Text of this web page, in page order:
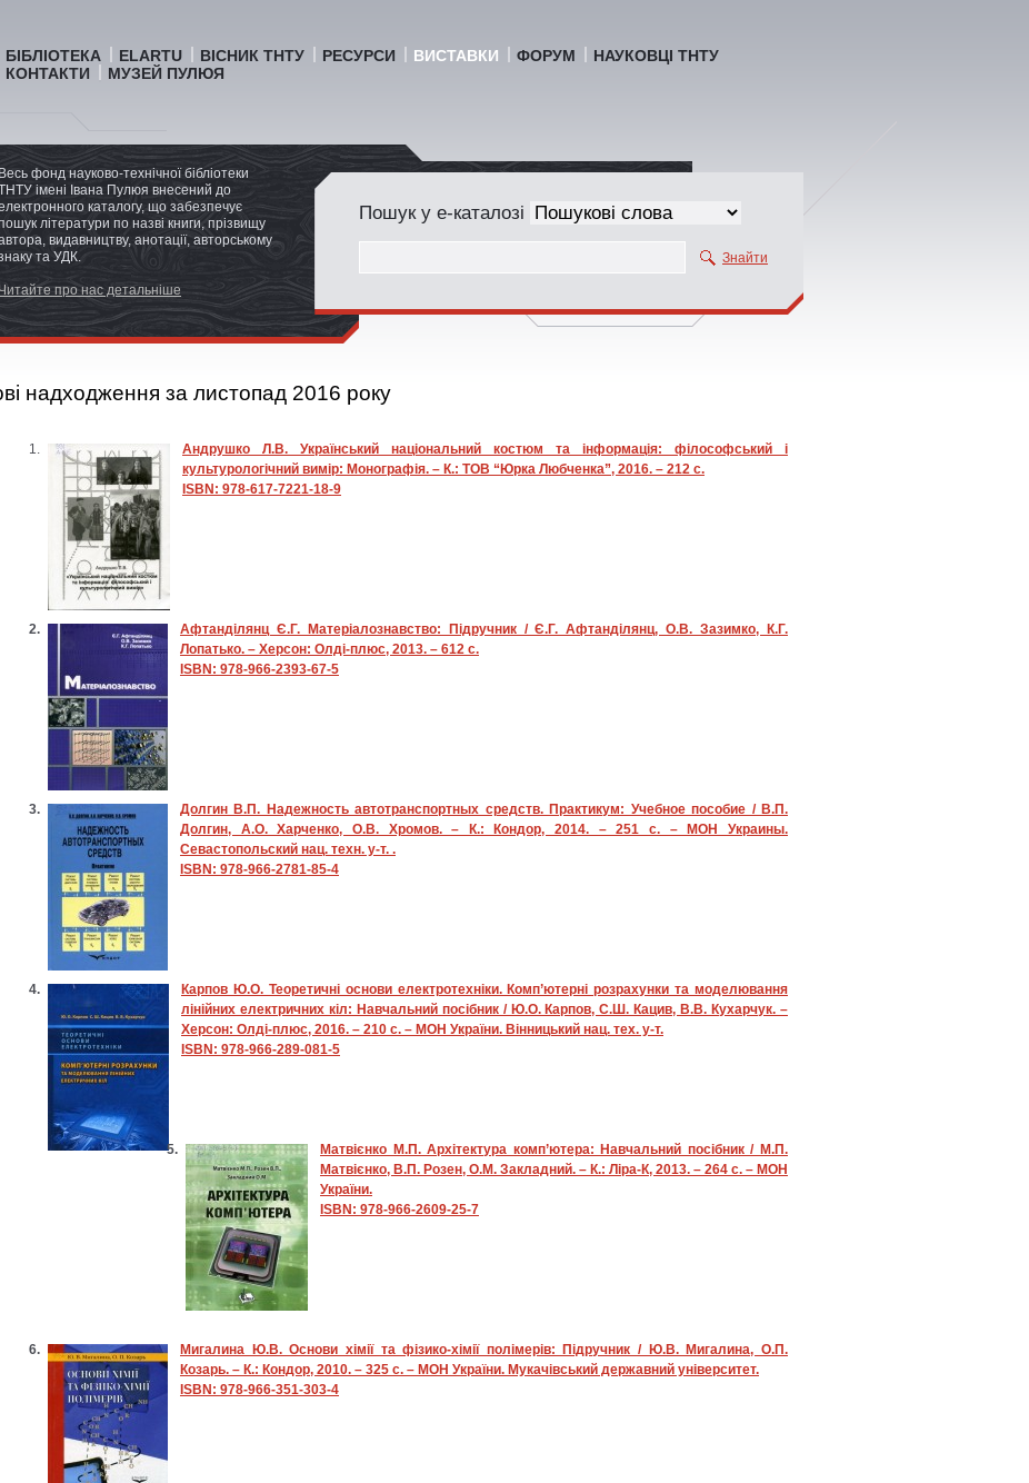
БІБЛІОТЕКА ELARTU ВІСНИК ТНТУ РЕСУРСИ ВИСТАВКИ ФОРУМ
НАУКОВЦІ ТНТУ
КОНТАКТИ
МУЗЕЙ ПУЛЮЯ
Весь фонд науково-технічної бібліотеки
імені Івана Пулюя внесений до
каталогу, що забезпечує
літератури по назві книги, прізвищу
видавництву, анотації, авторському
та УДК.
Читайте про нас детальніше
Пошук у е-каталозі
Знайти
надходження за листопад 2016 року
Андрушко Л.В. Український національний костюм та інформація: філософський і
культурологічний вимір: Монографія. – К.: ТОВ “Юрка Любченка”, 2016. – 212 с.
ISBN: 978-617-7221-18-9
Афтанділянц Є.Г. Матеріалознавство: Підручник / Є.Г. Афтанділянц, О.В. Зазимко, К.Г.
Лопатько. – Херсон: Олді-плюс, 2013. – 612 с.
ISBN: 978-966-2393-67-5
Долгин В.П. Надежность автотранспортных средств. Практикум: Учебное пособие / В.П.
Долгин, А.О. Харченко, О.В. Хромов. – К.: Кондор, 2014. – 251 с. – МОН Украины.
Севастопольский нац. техн. у-т. .
ISBN: 978-966-2781-85-4
Карпов Ю.О. Теоретичні основи електротехніки. Комп’ютерні розрахунки та моделювання
лінійних електричних кіл: Навчальний посібник / Ю.О. Карпов, С.Ш. Кацив, В.В. Кухарчук. –
Херсон: Олді-плюс, 2016. – 210 с. – МОН України. Вінницький нац. тех. у-т.
ISBN: 978-966-289-081-5
Матвієнко М.П. Архітектура комп’ютера: Навчальний посібник / М.П.
Матвієнко, В.П. Розен, О.М. Закладний. – К.: Ліра-К, 2013. – 264 с. – МОН
України.
ISBN: 978-966-2609-25-7
Мигалина Ю.В. Основи хімії та фізико-хімії полімерів: Підручник / Ю.В. Мигалина, О.П.
Козарь. – К.: Кондор, 2010. – 325 с. – МОН України. Мукачівський державний університет.
ISBN: 978-966-351-303-4